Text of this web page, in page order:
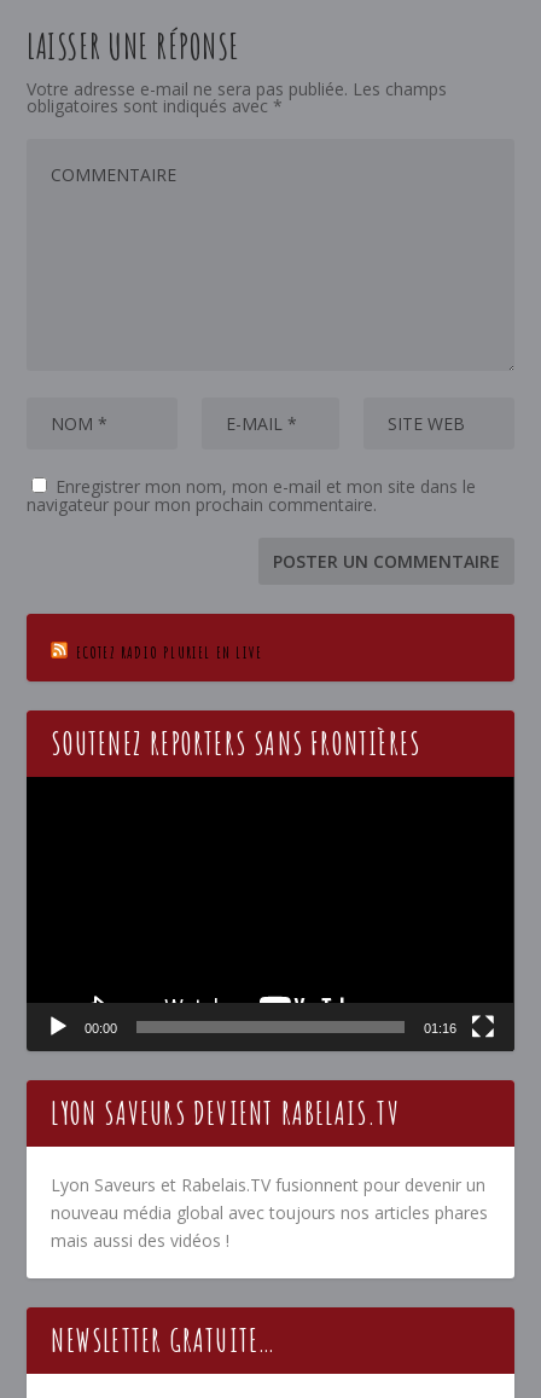
LAISSER UNE RÉPONSE
Votre adresse e-mail ne sera pas publiée. Les champs
obligatoires sont indiqués avec *
Enregistrer mon nom, mon e-mail et mon site dans le
navigateur pour mon prochain commentaire.
ECOTEZ RADIO PLURIEL EN LIVE
SOUTENEZ REPORTERS SANS FRONTIÈRES
00:00 01:16
LYON SAVEURS DEVIENT RABELAIS.TV
Lyon Saveurs et Rabelais.TV fusionnent pour devenir un
nouveau média global avec toujours nos articles phares
mais aussi des vidéos !
NEWSLETTER GRATUITE…